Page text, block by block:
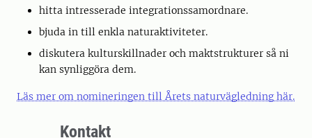
hitta intresserade integrationssamordnare.
bjuda in till enkla naturaktiviteter.
diskutera kulturskillnader och maktstrukturer så ni
kan synliggöra dem.
Läs mer om nomineringen till Årets naturvägledning här.
Kontakt